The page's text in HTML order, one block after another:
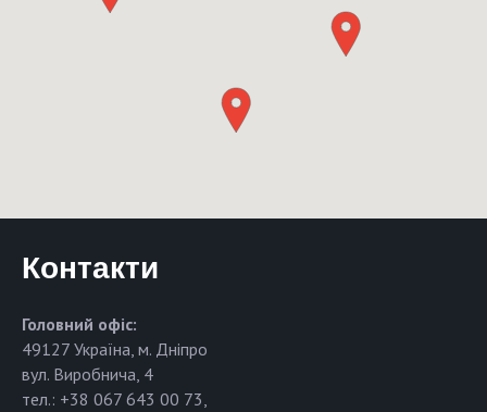
Контакти
Головний офіс:
49127 Україна, м. Дніпро
вул. Виробнича, 4
тел.: +38 067 643 00 73,